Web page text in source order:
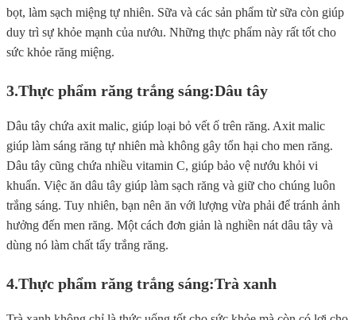
bọt, làm sạch miệng tự nhiên. Sữa và các sản phẩm từ sữa còn giúp
duy trì sự khỏe mạnh của nướu. Những thực phẩm này rất tốt cho
sức khỏe răng miệng.
3.Thực phẩm răng trắng sáng:Dâu tây
Dâu tây chứa axit malic, giúp loại bỏ vết ố trên răng. Axit malic
giúp làm sáng răng tự nhiên mà không gây tổn hại cho men răng.
Dâu tây cũng chứa nhiều vitamin C, giúp bảo vệ nướu khỏi vi
khuẩn. Việc ăn dâu tây giúp làm sạch răng và giữ cho chúng luôn
trắng sáng. Tuy nhiên, bạn nên ăn với lượng vừa phải để tránh ảnh
hưởng đến men răng. Một cách đơn giản là nghiền nát dâu tây và
dùng nó làm chất tẩy trắng răng.
4.Thực phẩm răng trắng sáng:Trà xanh